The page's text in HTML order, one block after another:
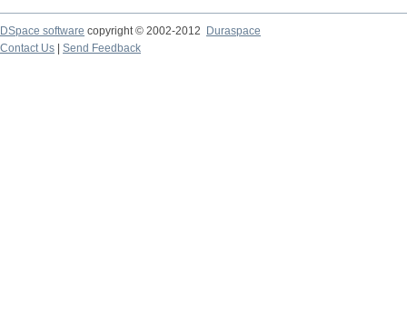
DSpace software copyright © 2002-2012
Duraspace
Contact Us
Send Feedback